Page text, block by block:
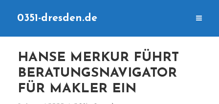
0351-dresden.de
HANSE MERKUR FÜHRT
BERATUNGSNAVIGATOR
FÜR MAKLER EIN